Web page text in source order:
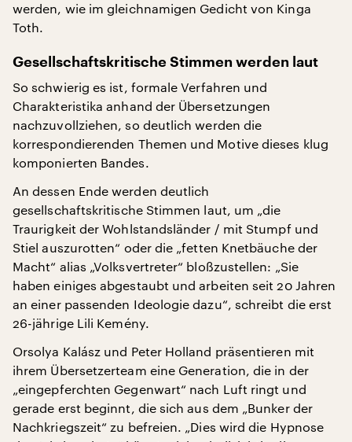
werden, wie im gleichnamigen Gedicht von Kinga
Toth.
Gesellschaftskritische Stimmen werden laut
So schwierig es ist, formale Verfahren und
Charakteristika anhand der Übersetzungen
nachzuvollziehen, so deutlich werden die
korrespondierenden Themen und Motive dieses klug
komponierten Bandes.
An dessen Ende werden deutlich
gesellschaftskritische Stimmen laut, um „die
Traurigkeit der Wohlstandsländer / mit Stumpf und
Stiel auszurotten“ oder die „fetten Knetbäuche der
Macht“ alias „Volksvertreter“ bloßzustellen: „Sie
haben einiges abgestaubt und arbeiten seit 20 Jahren
an einer passenden Ideologie dazu“, schreibt die erst
26-jährige Lili Kemény.
Orsolya Kalász und Peter Holland präsentieren mit
ihrem Übersetzerteam eine Generation, die in der
„eingepferchten Gegenwart“ nach Luft ringt und
gerade erst beginnt, die sich aus dem „Bunker der
Nachkriegszeit“ zu befreien. „Dies wird die Hypnose